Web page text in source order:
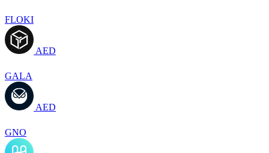
FLOKI
AED
GALA
AED
GNO